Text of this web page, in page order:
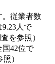
。従業者数
人で
を参照）
国42位で
）